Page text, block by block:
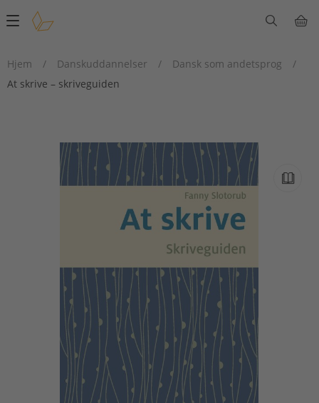
Main
Hjem
/ Danskuddannelser / Dansk som andetsprog
/
At skrive – skriveguiden